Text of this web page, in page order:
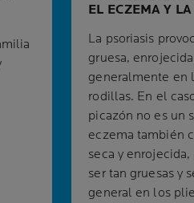
EL ECZEMA Y
La psoriasis
gruesa,
generalmente en
rodillas. En el
picazón no es un
eczema también
seca y
ser tan gruesas y
general en los